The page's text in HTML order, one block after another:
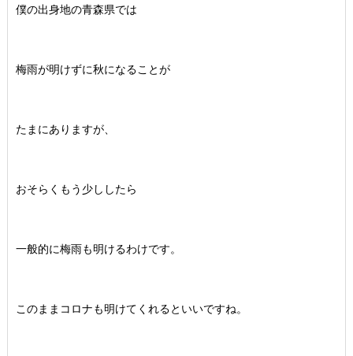
僕の出身地の青森県では
梅雨が明けずに秋になることが
たまにありますが、
おそらくもう少ししたら
一般的に梅雨も明けるわけです。
このままコロナも明けてくれるといいですね。